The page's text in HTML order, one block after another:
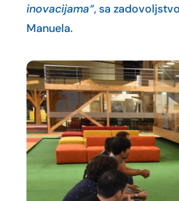
inovacijama“, sa
Manuela.